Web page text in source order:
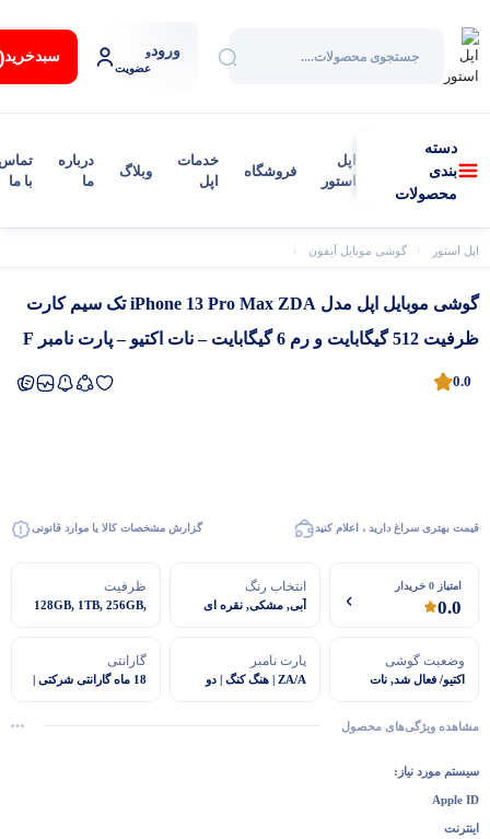
ورودو
عضویت
سبد‌خرید
دسته
بندی
محصولات
اپل
استور
فروشگاه
خدمات
اپل
وبلاگ
درباره
ما
با ما
اپل استور گوشی موبایل آیفون
گوشی موبایل اپل مدل iPhone 13 Pro Max ZDA تک سیم‌ کارت
ظرفیت 512 گیگابایت و رم 6 گیگابایت – نات اکتیو – پارت نامبر F
0.0
قیمت بهتری سراغ دارید ، اعلام کنید گزارش مشخصات کالا یا موارد قانونی
امتیاز 0 خریدار
0.0
انتخاب رنگ
آبی, مشکی, نقره ای
ظرفیت
128GB, 1TB, 256GB,
وضعیت گوشی
اکتیو/ فعال شد, نات
پارت نامبر
ZA/A | هنگ کنگ | دو
گارانتی
18 ماه گارانتی شرکتی |
مشاهده ویژگی‌های محصول
سیستم مورد نیاز:
Apple ID
اینترنت